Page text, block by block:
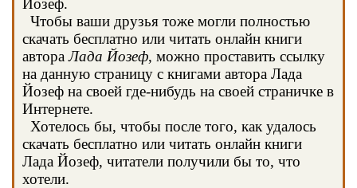
Йозеф.
Чтобы ваши друзья тоже могли полностью
скачать бесплатно или читать онлайн книги
автораЛада Йозеф, можно проставить ссылку
на данную страницу с книгами автора Лада
Йозеф на своей где-нибудь на своей страничке в
Интернете.
Хотелось бы, чтобы после того, как удалось
скачать бесплатно или читать онлайн книги
Лада Йозеф, читатели получили бы то, что
хотели.